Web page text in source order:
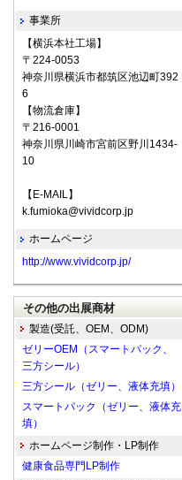
事業所
【横浜本社工場】
〒224-0053
神奈川県横浜市都筑区池辺町392
6
【物流倉庫】
〒216-0001
神奈川県川崎市宮前区野川1434-
10
【E-MAIL】
k.fumioka@vividcorp.jp
ホームページ
http://www.vividcorp.jp/
その他の出展商材
製造(受託、OEM、ODM)
ゼリーOEM（スマートパック、
三方シール）
三方シール（ゼリー、液体充填）
スマートパック（ゼリー、液体充
填）
ホームページ制作・LP制作
健康食品専門LP制作